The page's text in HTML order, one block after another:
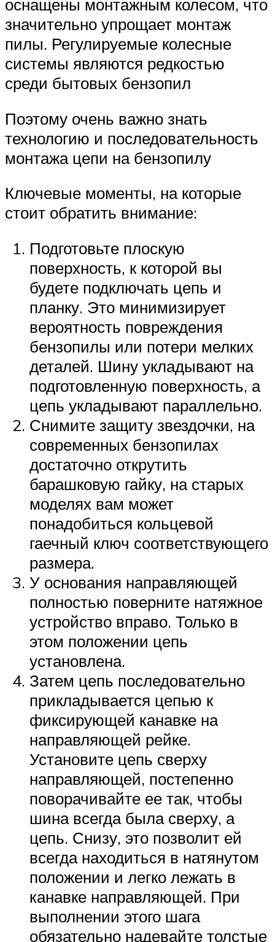
оснащены монтажным колесом, что
значительно упрощает монтаж
пилы. Регулируемые колесные
системы являются редкостью
среди бытовых бензопил
Поэтому очень важно знать
технологию и последовательность
монтажа цепи на бензопилу
Ключевые моменты, на которые
стоит обратить внимание:
Подготовьте плоскую
поверхность, к которой вы
будете подключать цепь и
планку. Это минимизирует
вероятность повреждения
бензопилы или потери мелких
деталей. Шину укладывают на
подготовленную поверхность, а
цепь укладывают параллельно.
Снимите защиту звездочки, на
современных бензопилах
достаточно открутить
барашковую гайку, на старых
моделях вам может
понадобиться кольцевой
гаечный ключ соответствующего
размера.
У основания направляющей
полностью поверните натяжное
устройство вправо. Только в
этом положении цепь
установлена.
Затем цепь последовательно
прикладывается цепью к
фиксирующей канавке на
направляющей рейке.
Установите цепь сверху
направляющей, постепенно
поворачивайте ее так, чтобы
шина всегда была сверху, а
цепь. Снизу, это позволит ей
всегда находиться в натянутом
положении и легко лежать в
канавке направляющей. При
выполнении этого шага
обязательно надевайте толстые